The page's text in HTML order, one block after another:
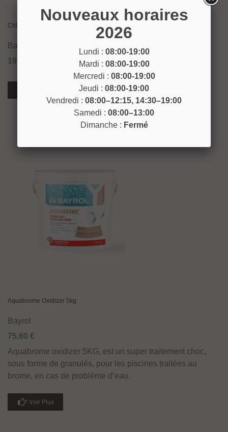
Chloryte 1kg
Bayrol
19,90 €
Aquabrome Oxidizer 5kg
Bayrol
75,60 €
Aquabrome oxidizer 5KG, est un super traitement choc,
sous forme de granulés, pour les piscines traitées au
brome, en cas de problème d‘eau.
Voir Plus
Nouveaux horaires
2026
Lundi : 08:00-19:00
Mardi : 08:00-19:00
Mercredi : 08:00-19:00
Jeudi : 08:00-19:00
Vendredi : 08:00–12:15, 14:30–19:00
Samedi : 08:00–13:00
Dimanche : Fermé